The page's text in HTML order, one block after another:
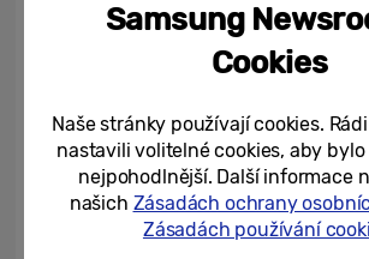
11/03/2025
Samsung
Cookies
Naše stránky používají cookies.
nastavili volitelné cookies, aby
nejpohodlnější. Další informace
našich Zásadách ochrany
Zásadách používání